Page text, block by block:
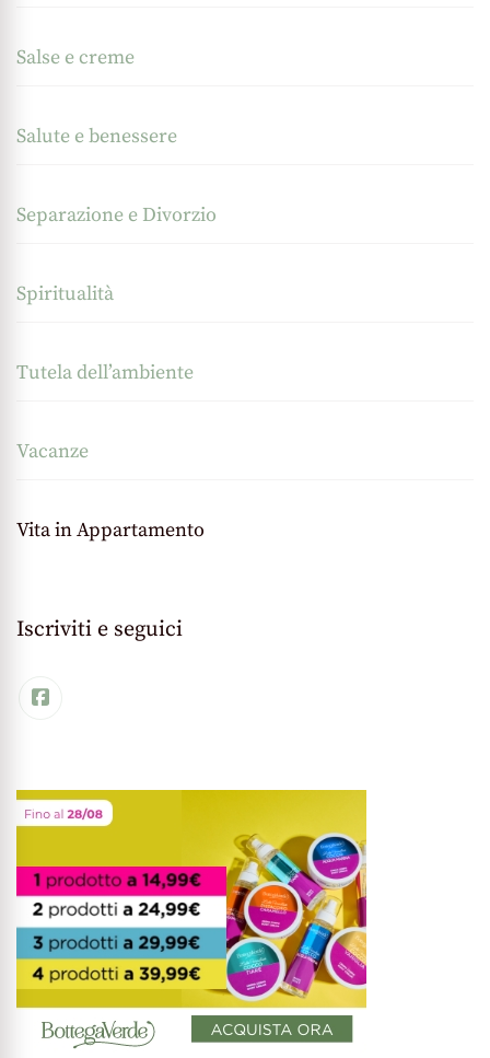
Salse e creme
Salute e benessere
Separazione e Divorzio
Spiritualità
Tutela dell’ambiente
Vacanze
Vita in Appartamento
Iscriviti e seguici